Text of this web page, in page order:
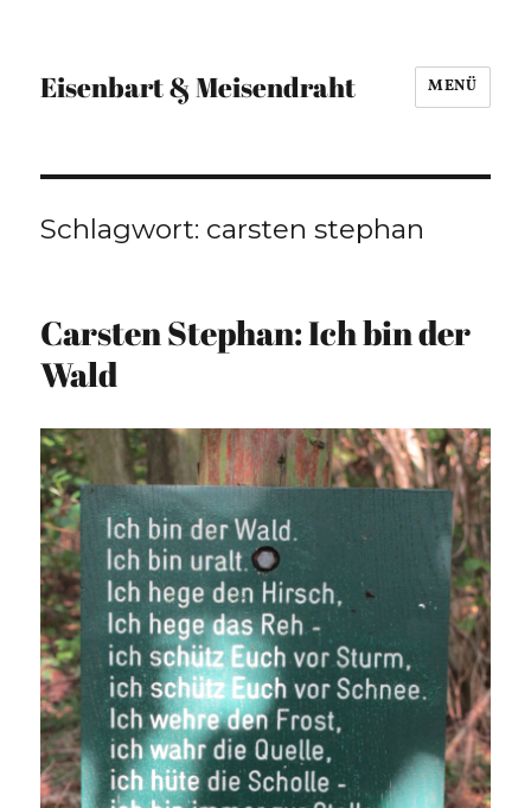
Eisenbart & Meisendraht MENÜ
Schlagwort: carsten stephan
Carsten Stephan: Ich bin der
Wald